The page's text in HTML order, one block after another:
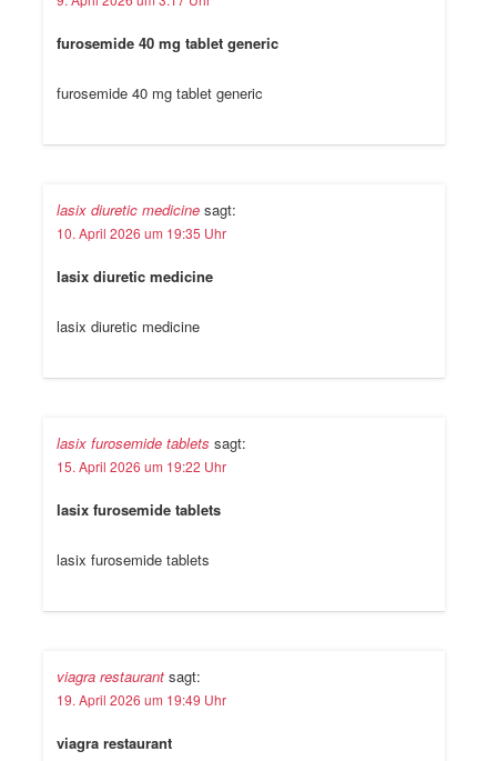
furosemide 40 mg tablet generic
furosemide 40 mg tablet generic
lasix diuretic medicine sagt:
10. April 2026 um 19:35 Uhr
lasix diuretic medicine
lasix diuretic medicine
lasix furosemide tablets sagt:
15. April 2026 um 19:22 Uhr
lasix furosemide tablets
lasix furosemide tablets
viagra restaurant sagt:
19. April 2026 um 19:49 Uhr
viagra restaurant